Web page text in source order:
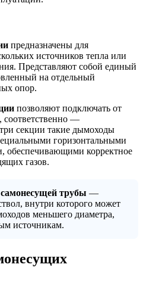
предназначены для
источников тепла или
Представляют собой единый
на отдельный
опор.
позволяют подключать от
соответственно —
секции такие дымоходы
горизонтальными
обеспечивающими корректное
газов.
трубы —
внутри которого может
меньшего диаметра,
источникам.